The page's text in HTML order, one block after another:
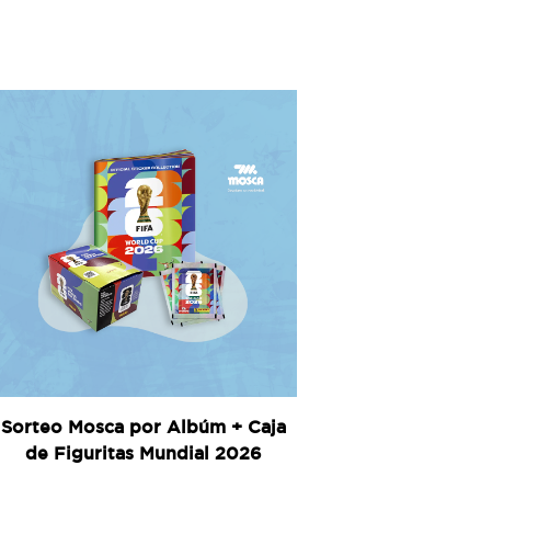
Sorteo Mosca por Albúm + Caja
de Figuritas Mundial 2026